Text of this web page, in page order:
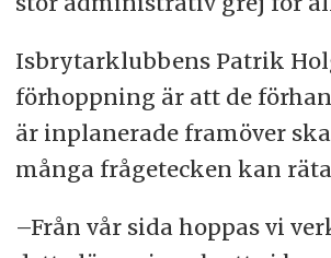
Isbrytarklubbens Patrik
förhoppning är att de
är inplanerade framöver
många frågetecken kan
–Från vår sida hoppas vi